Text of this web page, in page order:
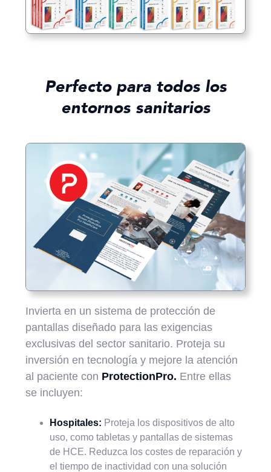
Perfecto para todos los
entornos sanitarios
Invierta en un sistema de protección de
pantallas diseñado para las exigencias
exclusivas del sector sanitario. Proteja su
inversión en tecnología y mejore la atención
al paciente con ProtectionPro. Entre ellas
se incluyen:
Hospitales: Proteja los dispositivos de alto
uso, como tabletas y pantallas de sistemas
de HCE. Reduzca los costes de reparación y
el tiempo de inactividad con una solución